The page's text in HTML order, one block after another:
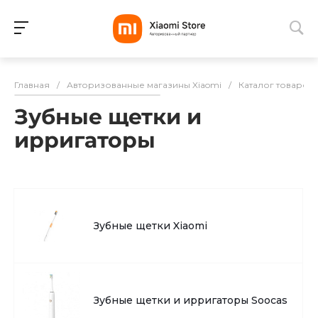
Разбейте
оплатуна части
График платежей
Главная / Авторизованные магазины Xiaomi / Каталог товаров
Зубные щетки и
ирригаторы
Зубные щетки Xiaomi
Зубные щетки и ирригаторы Soocas